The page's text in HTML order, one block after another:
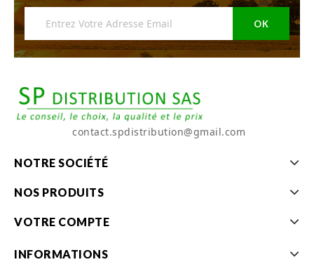
contact.spdistribution@gmail.com
NOTRE SOCIÉTÉ
NOS PRODUITS
VOTRE COMPTE
INFORMATIONS